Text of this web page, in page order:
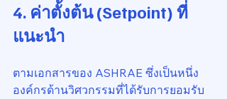
4. ค่าตั้งต้น (Setpoint) ที่
แนะนำ
ตามเอกสารของ ASHRAE ซึ่งเป็นหนึ่ง
องค์กรด้านวิศวกรรมที่ได้รับการยอมรับ